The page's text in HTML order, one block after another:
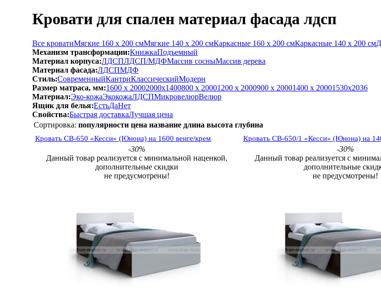
Кровати для спален материал фасада лдсп
Все кроватиМягкие 160 х 200 смМягкие 140 х 200 смКаркасные 160 х 200 смКаркасные 140 х 200 см
Механизм трансформации:КнижкаПодъемный
Материал корпуса:ЛДСПЛДСП/МДФМассив сосныМассив дерева
Материал фасада:ЛДСПМДФ
Стиль:СовременныйКантриКлассическийМодерн
Размер матраса, мм:1600 х 20002000х1400800 х 20001200 х 2000900 х 20001400 х 20001530х2036
Материал:Эко-кожаЭкокожаЛДСПМикровелюрВелюр
Ящик для белья:ЕстьДаНет
Свойства:Быстрая доставкаЛучшая цена
Сортировка: популярности цена название длина высота глубина
Кровать СВ-650 «Кесси» (Юнона) на 1600 венге/крем
-30%
Данный товар реализуется с минимальной наценкой,
дополнительные скидки
не предусмотрены!
Кровать СВ-650/1 «Кесси» (Юнона) на
-30%
Данный товар реализуется с
дополнительные
не предусмотрены!